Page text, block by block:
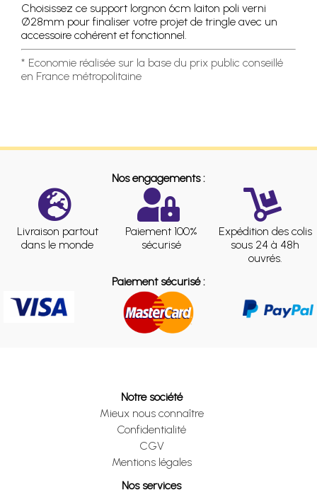
Choisissez ce support lorgnon 6cm laiton poli verni
Ø28mm pour finaliser votre projet de tringle avec un
accessoire cohérent et fonctionnel.
* Economie réalisée sur la base du prix public conseillé
en France métropolitaine
Nos engagements :
Livraison partout
dans le monde
Paiement 100%
sécurisé
Expédition des colis
sous 24 à 48h
ouvrés.
Paiement sécurisé :
Notre société
Mieux nous connaître
Confidentialité
CGV
Mentions légales
Nos services